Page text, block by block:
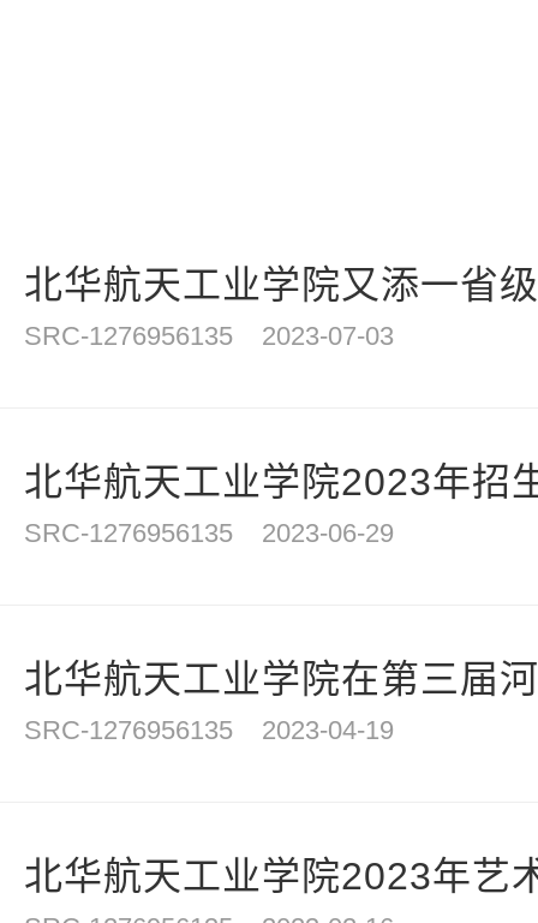
北华航天工业学院又添一省
SRC-1276956135 2023-07-03
北华航天工业学院2023年招
SRC-1276956135 2023-06-29
北华航天工业学院在第三届
SRC-1276956135 2023-04-19
北华航天工业学院2023年艺